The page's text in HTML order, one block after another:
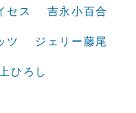
セス 吉永小百合
ツ ジェリー藤尾
ひろし